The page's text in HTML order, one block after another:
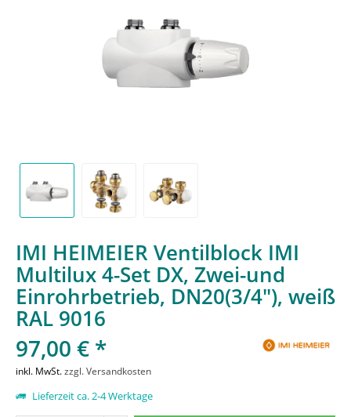
IMI HEIMEIER Ventilblock IMI
Multilux 4-Set DX, Zwei-und
Einrohrbetrieb, DN20(3/4"), weiß
RAL 9016
97,00 € *
inkl. MwSt.zzgl. Versandkosten
Lieferzeit ca. 2-4 Werktage